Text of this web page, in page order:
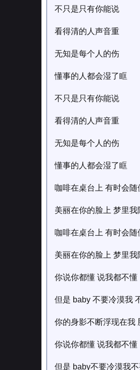
不只是只有你能说
看得清的人声音重
无知是每个人的伤
懂事的人都会湿了眶
不只是只有你能说
看得清的人声音重
无知是每个人的伤
懂事的人都会湿了眶
咖啡在桌台上 有时会随
美丽在你的脸上 梦里我
咖啡在桌台上 有时会随
美丽在你的脸上 梦里我
你说你都懂 说我都不懂
但是 baby 不要冷漠我
你的身影不断浮现在我
你说你都懂 说我都不懂
但是 baby不要冷漠我